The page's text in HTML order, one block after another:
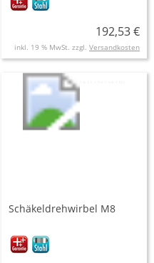
192,53 €
inkl. 19 % MwSt. zzgl. Versandkosten
Schäkeldrehwirbel M8